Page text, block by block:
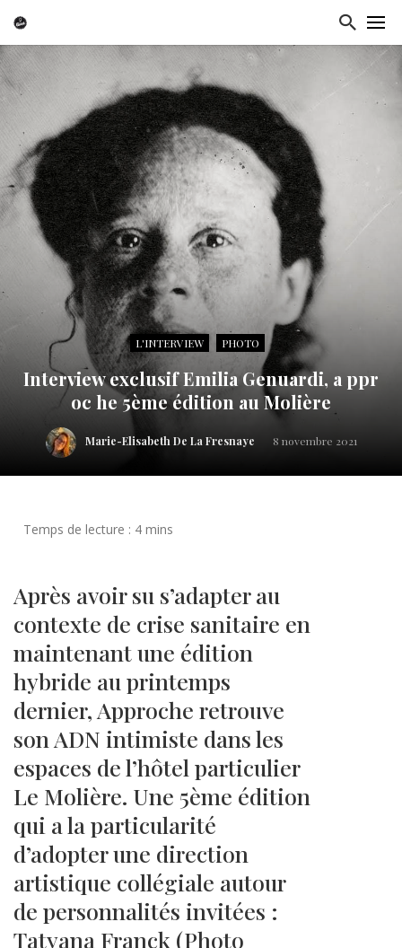
L'INTERVIEW PHOTO
Interview exclusif Emilia Genuardi, a ppr
oc he 5ème édition au Molière
Marie-Elisabeth De La Fresnaye 8 novembre 2021
Après avoir su s’adapter au
contexte de crise sanitaire en
maintenant une édition
hybride au printemps
dernier, Approche retrouve
son ADN intimiste dans les
espaces de l’hôtel particulier
Le Molière. Une 5ème édition
qui a la particularité
d’adopter une direction
artistique collégiale autour
de personnalités invitées :
Tatyana Franck (Photo